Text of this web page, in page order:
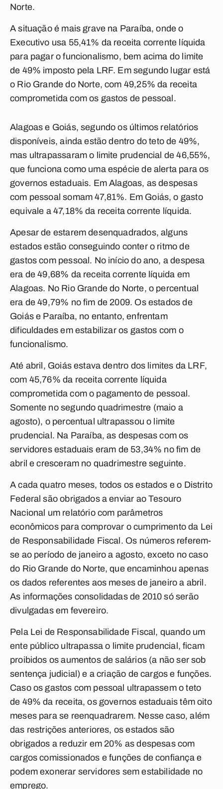
Norte.
A situação é mais grave na Paraíba, onde o
Executivo usa 55,41% da receita corrente líquida
para pagar o funcionalismo, bem acima do limite
de 49% imposto pela LRF. Em segundo lugar está
o Rio Grande do Norte, com 49,25% da receita
comprometida com os gastos de pessoal.
Alagoas e Goiás, segundo os últimos relatórios
disponíveis, ainda estão dentro do teto de 49%,
mas ultrapassaram o limite prudencial de 46,55%,
que funciona como uma espécie de alerta para os
governos estaduais. Em Alagoas, as despesas
com pessoal somam 47,81%. Em Goiás, o gasto
equivale a 47,18% da receita corrente líquida.
Apesar de estarem desenquadrados, alguns
estados estão conseguindo conter o ritmo de
gastos com pessoal. No início do ano, a despesa
era de 49,68% da receita corrente líquida em
Alagoas. No Rio Grande do Norte, o percentual
era de 49,79% no fim de 2009. Os estados de
Goiás e Paraíba, no entanto, enfrentam
dificuldades em estabilizar os gastos com o
funcionalismo.
Até abril, Goiás estava dentro dos limites da LRF,
com 45,76% da receita corrente líquida
comprometida com o pagamento de pessoal.
Somente no segundo quadrimestre (maio a
agosto), o percentual ultrapassou o limite
prudencial. Na Paraíba, as despesas com os
servidores estaduais eram de 53,34% no fim de
abril e cresceram no quadrimestre seguinte.
A cada quatro meses, todos os estados e o Distrito
Federal são obrigados a enviar ao Tesouro
Nacional um relatório com parâmetros
econômicos para comprovar o cumprimento da Lei
de Responsabilidade Fiscal. Os números referem-
se ao período de janeiro a agosto, exceto no caso
do Rio Grande do Norte, que encaminhou apenas
os dados referentes aos meses de janeiro a abril.
As informações consolidadas de 2010 só serão
divulgadas em fevereiro.
Pela Lei de Responsabilidade Fiscal, quando um
ente público ultrapassa o limite prudencial, ficam
proibidos os aumentos de salários (a não ser sob
sentença judicial) e a criação de cargos e funções.
Caso os gastos com pessoal ultrapassem o teto
de 49% da receita, os governos estaduais têm oito
meses para se reenquadrarem. Nesse caso, além
das restrições anteriores, os estados são
obrigados a reduzir em 20% as despesas com
cargos comissionados e funções de confiança e
podem exonerar servidores sem estabilidade no
emprego.